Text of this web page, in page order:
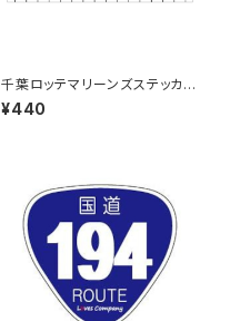
千葉ロッテマリーンズステッカー
9
¥440